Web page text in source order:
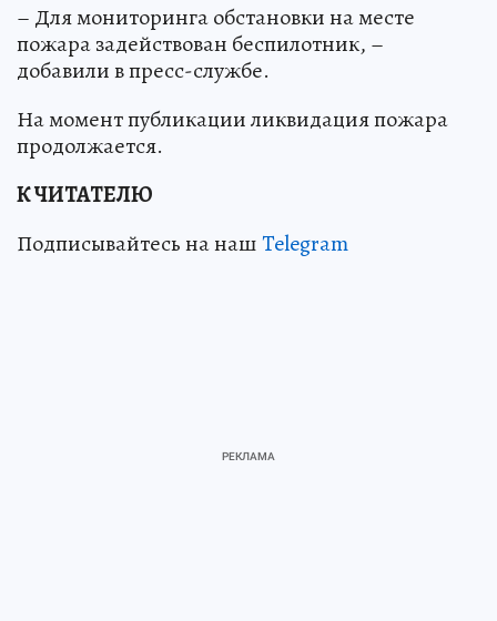
– Для мониторинга обстановки на месте
пожара задействован беспилотник, –
добавили в пресс-службе.
На момент публикации ликвидация пожара
продолжается.
К ЧИТАТЕЛЮ
Подписывайтесь на нашTelegram